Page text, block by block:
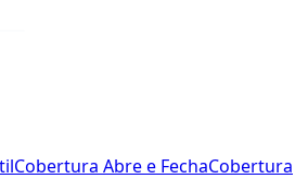
Cobertura Abre e FechaCobertura